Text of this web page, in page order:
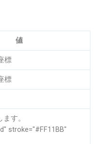
値
標
標
す。
stroke="#FF11BB"